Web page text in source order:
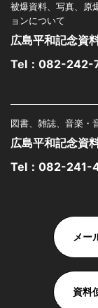
被爆資料、写真、原
ョンについて
広島平和記念資
Tel： 082-242-
図書、雑誌、音楽・
広島平和記念資
Tel： 082-241-
メー
資料